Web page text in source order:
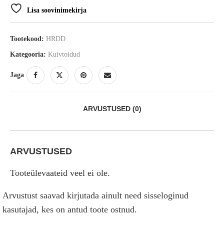
Lisa soovinimekirja
Tootekood: HRDD
Kategooria: Kuivtoidud
Jaga
ARVUSTUSED (0)
ARVUSTUSED
Tooteülevaateid veel ei ole.
Arvustust saavad kirjutada ainult need sisseloginud
kasutajad, kes on antud toote ostnud.